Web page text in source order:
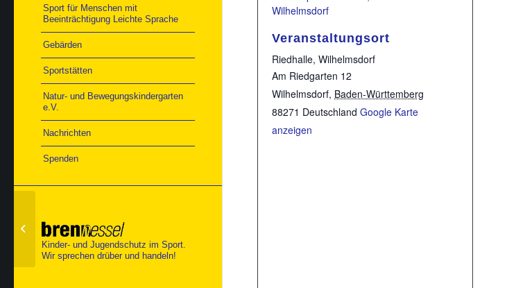
Sport für Menschen mit
Beeinträchtigung Leichte Sprache
Gebärden
Sportstätten
Natur- und Bewegungskindergarten
e.V.
Nachrichten
Spenden
Kinder- und Jugendschutz im Sport.
Wir sprechen drüber und handeln!
Wilhelmsdorf
Veranstaltungsort
Riedhalle, Wilhelmsdorf
Am Riedgarten 12
Wilhelmsdorf, Baden-Württemberg
88271 Deutschland Google Karte
anzeigen
easyCredit- Fanpreis in
Nürnberg